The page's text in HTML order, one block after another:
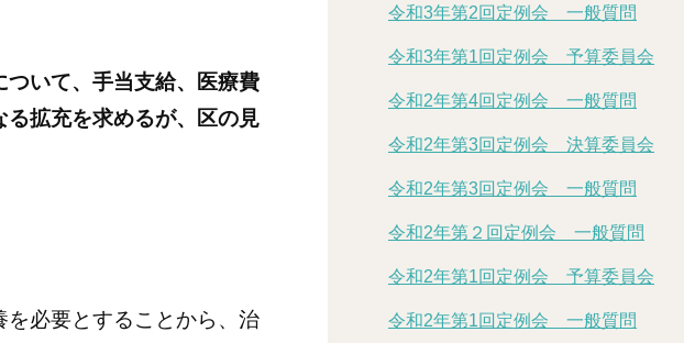
いて、手当支給、医療費
拡充を求めるが、区の見
を必要とすることから、治
令和3年第2回定例会 一般質問
令和3年第1回定例会 予算委員会
令和2年第4回定例会 一般質問
令和2年第3回定例会 決算委員会
令和2年第3回定例会 一般質問
令和2年第２回定例会 一般質問
令和2年第1回定例会 予算委員会
令和2年第1回定例会 一般質問